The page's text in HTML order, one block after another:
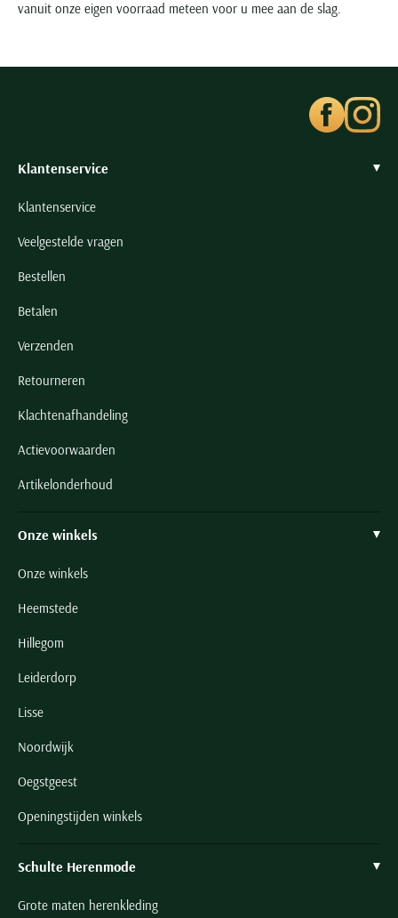
vanuit onze eigen voorraad meteen voor u mee aan de slag.
Klantenservice
Klantenservice
Veelgestelde vragen
Bestellen
Betalen
Verzenden
Retourneren
Klachtenafhandeling
Actievoorwaarden
Artikelonderhoud
Onze winkels
Onze winkels
Heemstede
Hillegom
Leiderdorp
Lisse
Noordwijk
Oegstgeest
Openingstijden winkels
Schulte Herenmode
Grote maten herenkleding